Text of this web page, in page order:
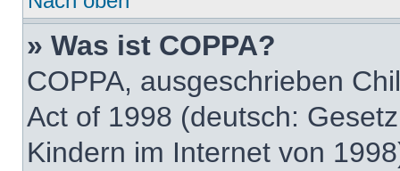
» Was ist COPPA?
COPPA, ausgeschrieben
Act of 1998 (deutsch:
Kindern im Internet von